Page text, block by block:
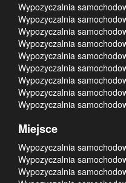
Wypozyczalnia
Wypozyczalnia
Wypozyczalnia
Wypozyczalnia
Wypozyczalnia
Wypozyczalnia
Wypozyczalnia
Wypozyczalnia
Wypozyczalnia
Miejsce
Wypozyczalnia
Wypozyczalnia
Wypozyczalnia